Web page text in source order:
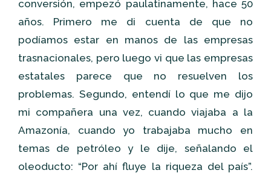
conversión, empezó paulatinamente, hace 50
años. Primero me di cuenta de que no
podíamos estar en manos de las empresas
trasnacionales, pero luego vi que las empresas
estatales parece que no resuelven los
problemas. Segundo, entendí lo que me dijo
mi compañera una vez, cuando viajaba a la
Amazonía, cuando yo trabajaba mucho en
temas de petróleo y le dije, señalando el
oleoducto: “Por ahí fluye la riqueza del país”.